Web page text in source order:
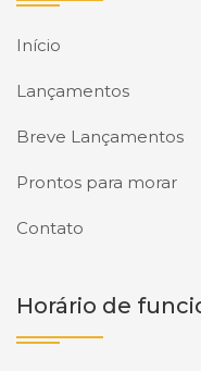
Início
Lançamentos
Breve Lançamentos
Prontos para morar
Contato
Horário de